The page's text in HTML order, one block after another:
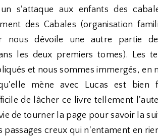
s'attaque aux enfants des
des Cabales (organisation
nous dévoile une autre partie
les deux premiers tomes). Les
et nous sommes immergés, en
mène avec Lucas est bien
de lâcher ce livre tellement
de tourner la page pour savoir la
passages creux qui n'entament en